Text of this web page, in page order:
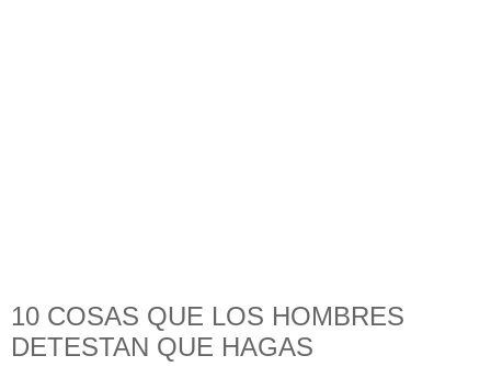
10 COSAS QUE LOS HOMBRES
DETESTAN QUE HAGAS